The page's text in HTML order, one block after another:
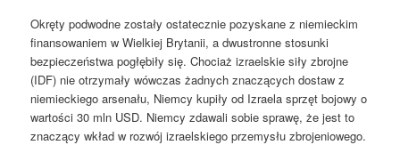
Okręty podwodne zostały ostatecznie pozyskane z niemieckim
finansowaniem w Wielkiej Brytanii, a dwustronne stosunki
bezpieczeństwa pogłębiły się. Chociaż izraelskie siły zbrojne
(IDF) nie otrzymały wówczas żadnych znaczących dostaw z
niemieckiego arsenału, Niemcy kupiły od Izraela sprzęt bojowy o
wartości 30 mln USD. Niemcy zdawali sobie sprawę, że jest to
znaczący wkład w rozwój izraelskiego przemysłu zbrojeniowego.